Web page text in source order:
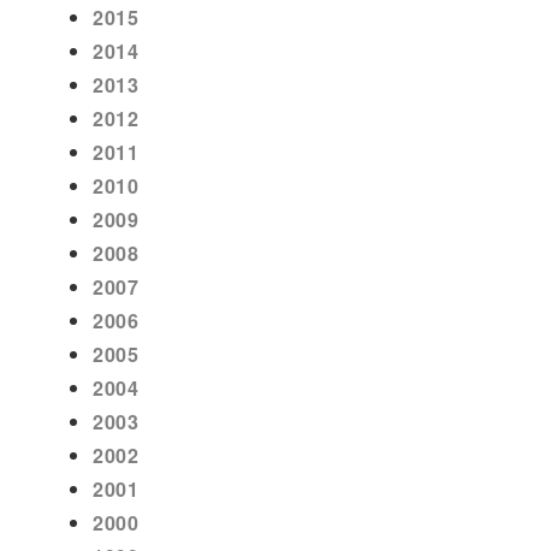
2015
2014
2013
2012
2011
2010
2009
2008
2007
2006
2005
2004
2003
2002
2001
2000